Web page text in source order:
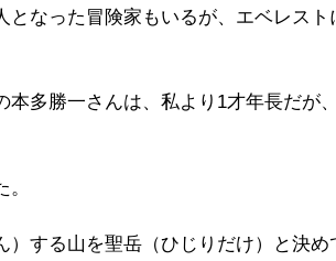
なった冒険家もいるが、エベレスト
多勝一さんは、私より1才年長だが
）する山を聖岳（ひじりだけ）と決